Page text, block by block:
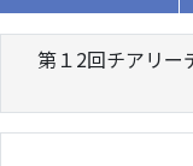
第１2回チアリー